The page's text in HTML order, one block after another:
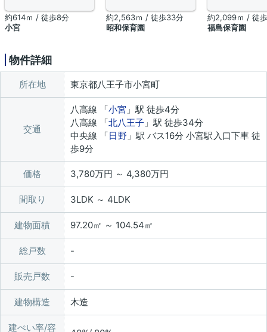
約614ｍ / 徒歩8分
小宮
約2,563ｍ / 徒歩33分
昭和保育園
約2,099ｍ / 徒
福島保育園
物件詳細
所在地 東京都八王子市小宮町
交通
八高線 「小宮 」駅 徒歩4分
八高線 「北八王子 」駅 徒歩34分
中央線 「日野」駅 バス16分 小宮駅入口下車 徒
歩9分
価格 3,780万円 ～ 4,380万円
間取り 3LDK ～ 4LDK
建物面積 97.20㎡ ～ 104.54㎡
総戸数
販売戸数
建物構造 木造
建ぺい率/容